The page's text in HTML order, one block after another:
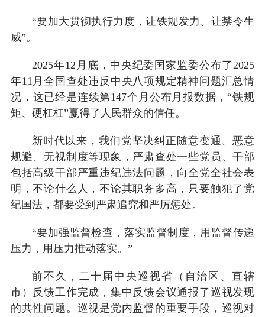
“要加大贯彻执行力度，让铁规发力、让禁令生
威”。
2025年12月底，中央纪委国家监委公布了2025
年11月全国查处违反中央八项规定精神问题汇总情
况，这已经是连续第147个月公布月报数据，“铁规
矩、硬杠杠”赢得了人民群众的信任。
新时代以来，我们党坚决纠正随意变通、恶意
规避、无视制度等现象，严肃查处一些党员、干部
包括高级干部严重违纪违法问题，向全党全社会表
明，不论什么人，不论其职务多高，只要触犯了党
纪国法，都要受到严肃追究和严厉惩处。
“要加强监督检查，落实监督制度，用监督传递
压力，用压力推动落实。”
前不久，二十届中央巡视省（自治区、直辖
市）反馈工作完成，集中反馈会议通报了巡视发现
的共性问题。巡视是党内监督的重要手段，巡视对